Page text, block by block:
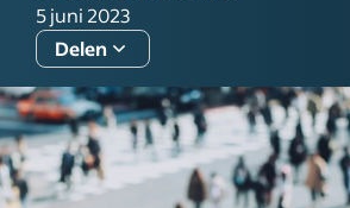
5 juni 2023
Delen